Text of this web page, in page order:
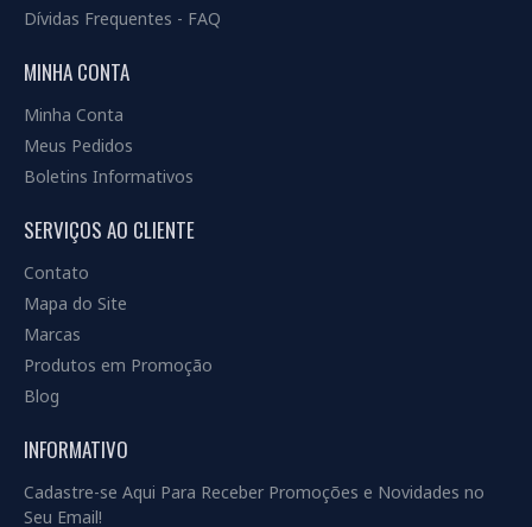
Dívidas Frequentes - FAQ
MINHA CONTA
Minha Conta
Meus Pedidos
Boletins Informativos
SERVIÇOS AO CLIENTE
Contato
Mapa do Site
Marcas
Produtos em Promoção
Blog
INFORMATIVO
Cadastre-se Aqui Para Receber Promoções e Novidades no
Seu Email!